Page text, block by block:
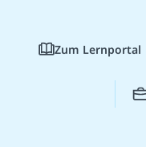
Zum Lernportal